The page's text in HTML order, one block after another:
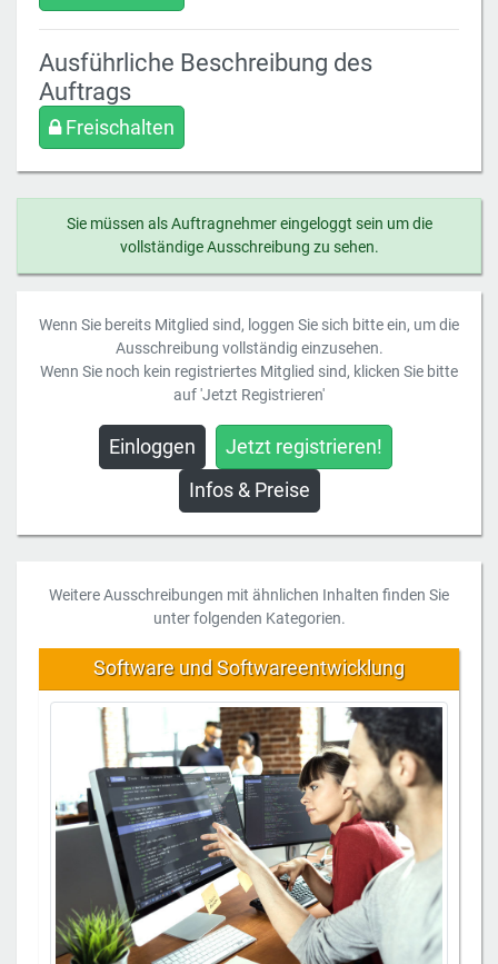
Ausführliche Beschreibung des
Auftrags
Freischalten
Sie müssen als Auftragnehmer eingeloggt sein um die
vollständige Ausschreibung zu sehen.
Wenn Sie bereits Mitglied sind, loggen Sie sich bitte ein, um die
Ausschreibung vollständig einzusehen.
Wenn Sie noch kein registriertes Mitglied sind, klicken Sie bitte
auf 'Jetzt Registrieren'
Einloggen
Jetzt registrieren!
Infos & Preise
Weitere Ausschreibungen mit ähnlichen Inhalten finden Sie
unter folgenden Kategorien.
Software und Softwareentwicklung